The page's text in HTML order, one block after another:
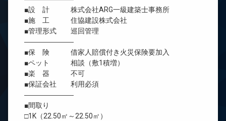
■設 計 株式会社ARG一級建築士事務所
■施 工 住協建設株式会社
■管理形式 巡回管理
―――――――
■保 険 借家人賠償付き火災保険要加入
■ペット 相談（敷1積増）
■楽 器 不可
■保証会社 利用必須
―――――――
■間取り
□1K（22.50㎡～22.50㎡）